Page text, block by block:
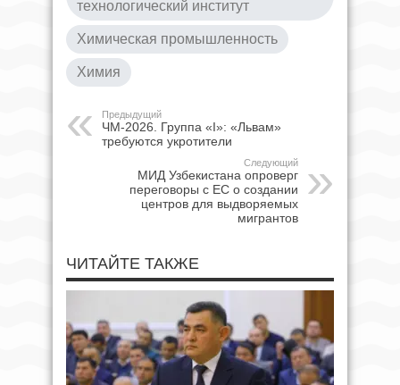
технологический институт
Химическая промышленность
Химия
Предыдущий
ЧМ-2026. Группа «I»: «Львам»
требуются укротители
Следующий
МИД Узбекистана опроверг
переговоры с ЕС о создании
центров для выдворяемых
мигрантов
ЧИТАЙТЕ ТАКЖЕ